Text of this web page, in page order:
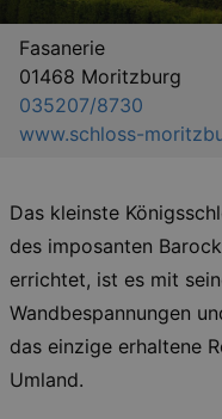
Fasanerie
01468 Moritzburg
035207/8730
www.schloss-
Das kleinste
des imposanten
errichtet, ist es mit
Wandbespannungen
das einzige erhaltene
Umland.